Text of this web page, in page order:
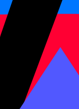
что-то